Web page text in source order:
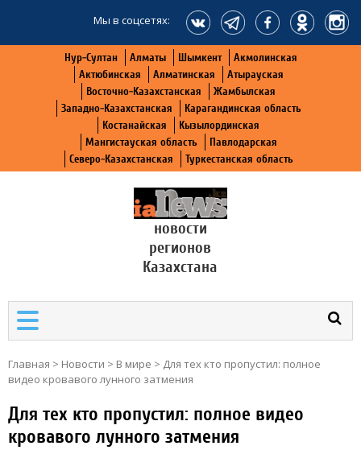
Мы в соцсетях:
Нур-Султан Алматы Шымкент
Акмолинская
Актюбинская
Алматинская
Атырауская
Восточно-Казахстанская
Жамбылская
Западно-Казахстанская
Карагандинская область
Костанайская
Кызылординская
Мангистауская область
Павлодарская
Северо-Казахстанская
Туркестанская область
новости
регионов
Казахстана
Главная > Новости > В мире > Для тех кто пропустил: полное
видео кровавого лунного затмения
Для тех кто пропустил: полное видео
кровавого лунного затмения